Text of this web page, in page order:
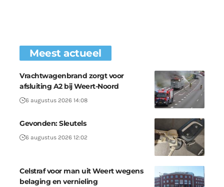
Meest actueel
Vrachtwagenbrand zorgt voor
afsluiting A2 bij Weert-Noord
6 augustus 2026 14:08
Gevonden: Sleutels
6 augustus 2026 12:02
Celstraf voor man uit Weert wegens
belaging en vernieling